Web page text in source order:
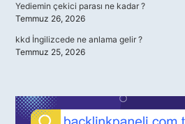
Yediemin çekici parası ne kadar ?
Temmuz 26, 2026
kkd İngilizcede ne anlama gelir ?
Temmuz 25, 2026